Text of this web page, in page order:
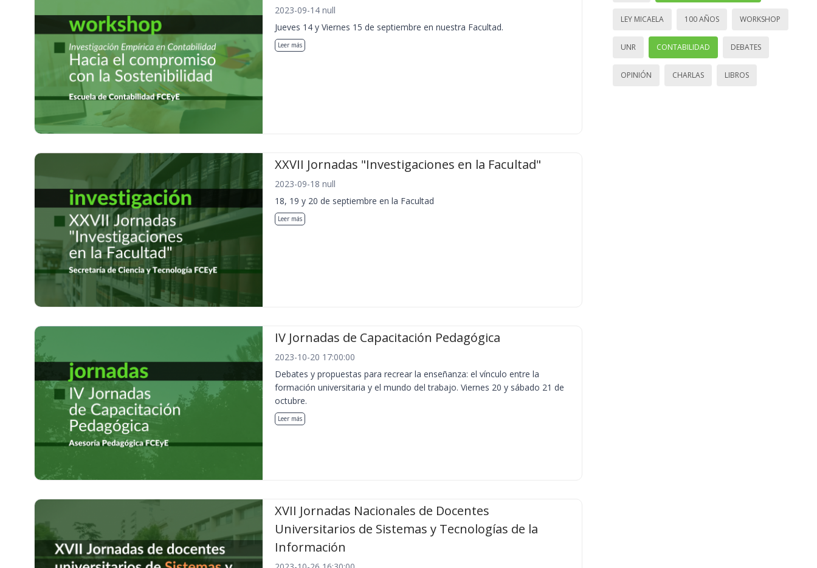
2023-09-14 null
Jueves 14 y Viernes 15 de septiembre en nuestra Facultad.
Leer más
XXVII Jornadas "Investigaciones en la Facultad"
2023-09-18 null
18, 19 y 20 de septiembre en la Facultad
Leer más
IV Jornadas de Capacitación Pedagógica
2023-10-20 17:00:00
Debates y propuestas para recrear la enseñanza: el vínculo entre la
formación universitaria y el mundo del trabajo. Viernes 20 y sábado 21 de
octubre.
Leer más
XVII Jornadas Nacionales de Docentes
Universitarios de Sistemas y Tecnologías de la
Información
LEY MICAELA 100 AÑOS WORKSHOP
UNR CONTABILIDAD DEBATES
OPINIÓN CHARLAS LIBROS